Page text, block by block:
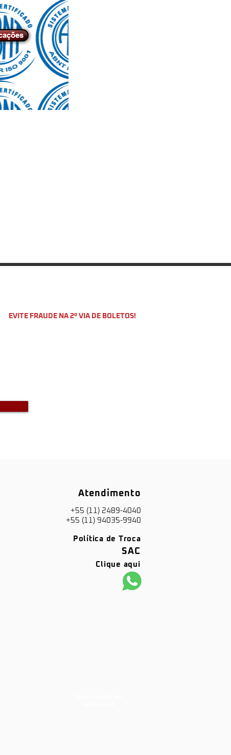
EVITE FRAUDE NA 2º VIA DE BOLETOS!
Política de Troca
SAC
Atendimento
+55 (11) 2489-4040
+55 (11) 94035-9940
Clique aqui